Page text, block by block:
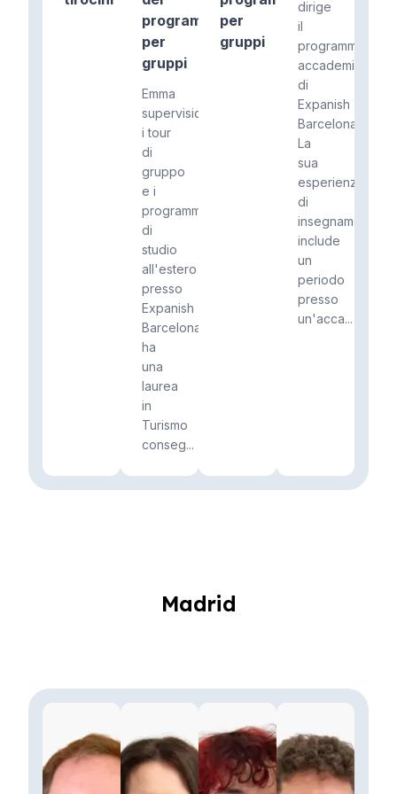
programma
per
gruppi
Emma
supervisiona
i tour
di
gruppo
e i
programmi
di
studio
all'estero
presso
Expanish
Barcelona,
​​ha
una
laurea
in
Turismo
conseg...
per
gruppi
dirige
il
programma
accademico
di
Expanish
Barcelona.
La
sua
esperienza
di
insegnamento
include
un
periodo
presso
un'acca...
Madrid